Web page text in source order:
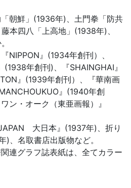
朝鮮」(1936年)、土門拳「防共
本四八「上高地」(1938年)、
NIPPON』(1934年創刊）、
(1938年創刊)、『SHAINGHAI』
』(1939年創刊）、『華南画
』(1940年創
ン・オーク（東亜画報）』
大日本』(1937年)、折り
、名取書店出版物など。
連グラフ誌表紙は、全てカラー